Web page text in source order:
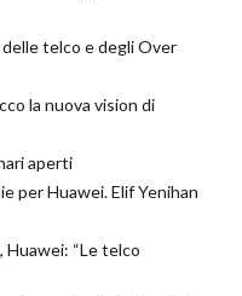
telco e degli Over
la nuova vision di
aperti
per Huawei. Elif Yenihan
Huawei: “Le telco